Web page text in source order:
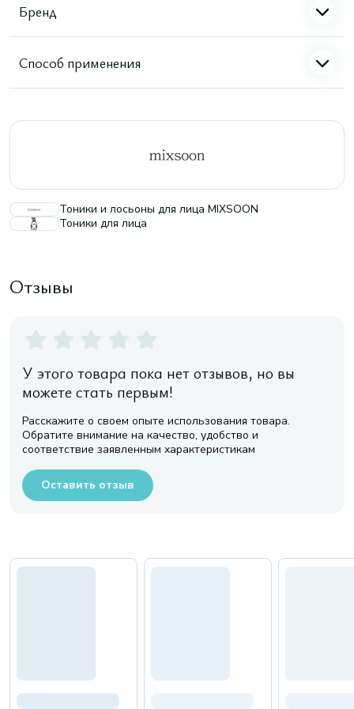
Бренд
Способ применения
Тоники и лосьоны для лица MIXSOON
Тоники для лица
Отзывы
У этого товара пока нет отзывов, но вы
можете стать первым!
Расскажите о своем опыте использования товара.
Обратите внимание на качество, удобство и
соответствие заявленным характеристикам
Оставить отзыв